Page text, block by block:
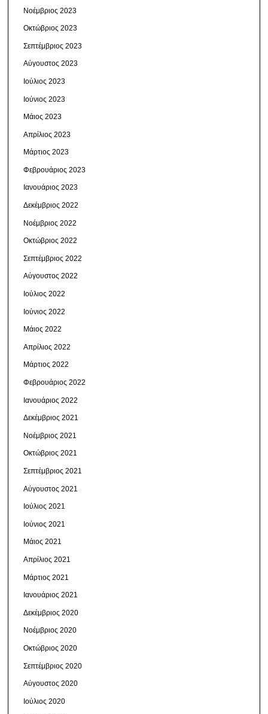
Νοέμβριος 2023
Οκτώβριος 2023
Σεπτέμβριος 2023
Αύγουστος 2023
Ιούλιος 2023
Ιούνιος 2023
Μάιος 2023
Απρίλιος 2023
Μάρτιος 2023
Φεβρουάριος 2023
Ιανουάριος 2023
Δεκέμβριος 2022
Νοέμβριος 2022
Οκτώβριος 2022
Σεπτέμβριος 2022
Αύγουστος 2022
Ιούλιος 2022
Ιούνιος 2022
Μάιος 2022
Απρίλιος 2022
Μάρτιος 2022
Φεβρουάριος 2022
Ιανουάριος 2022
Δεκέμβριος 2021
Νοέμβριος 2021
Οκτώβριος 2021
Σεπτέμβριος 2021
Αύγουστος 2021
Ιούλιος 2021
Ιούνιος 2021
Μάιος 2021
Απρίλιος 2021
Μάρτιος 2021
Ιανουάριος 2021
Δεκέμβριος 2020
Νοέμβριος 2020
Οκτώβριος 2020
Σεπτέμβριος 2020
Αύγουστος 2020
Ιούλιος 2020